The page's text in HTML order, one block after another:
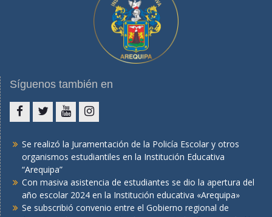
Síguenos también en
tube
Se realizó la Juramentación de la Policía Escolar y otros
organismos estudiantiles en la Institución Educativa
“Arequipa”
Con masiva asistencia de estudiantes se dio la apertura del
año escolar 2024 en la Institución educativa «Arequipa»
Se subscribió convenio entre el Gobierno regional de